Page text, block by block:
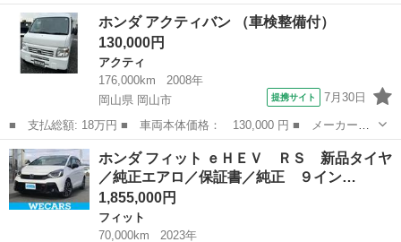
名： ホンダ ■ 車種名： Ｎ－ＶＡＮ＋スタイル ■ グレード
名： ファン・ホンダセンシング ■ 排気量： 660cc ■ ドア枚
数： 5D ■...
山口 山陽小野田市 ホンダ
ホンダ アクティバン （車検整備付）
130,000円
アクティ
176,000km
2008年
岡山県 岡山市
提携サイト 7月30日
■ 支払総額: 18万円 ■ 車両本体価格： 130,000 円 ■ メーカー
名： ホンダ ■ 車種名： アクティバン ■ グレード名： ■ 排
気量： 660cc ■ ドア枚数： 5D ■ ミッション： インパネAT ■...
岡山 岡山市 アクティ
ホンダ フィット ｅＨＥＶ ＲＳ 新品タイヤ
／純正エアロ／保証書／純正 ９イン…
1,855,000円
フィット
70,000km
2023年